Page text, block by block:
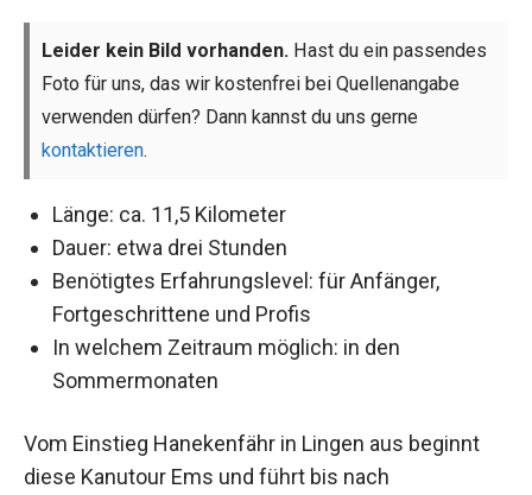
Leider kein Bild vorhanden. Hast du ein passendes
Foto für uns, das wir kostenfrei bei Quellenangabe
verwenden dürfen? Dann kannst du uns gerne
kontaktieren.
Länge: ca. 11,5 Kilometer
Dauer: etwa drei Stunden
Benötigtes Erfahrungslevel: für Anfänger,
Fortgeschrittene und Profis
In welchem Zeitraum möglich: in den
Sommermonaten
Vom Einstieg Hanekenfähr in Lingen aus beginnt
diese Kanutour Ems und führt bis nach